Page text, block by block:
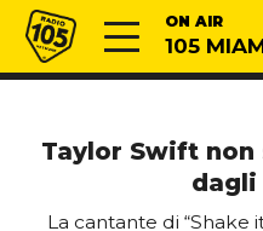
Vai al contenuto
Radio 105 ON AIR
105
Taylor Swift
dagli
La cantante di “Shake